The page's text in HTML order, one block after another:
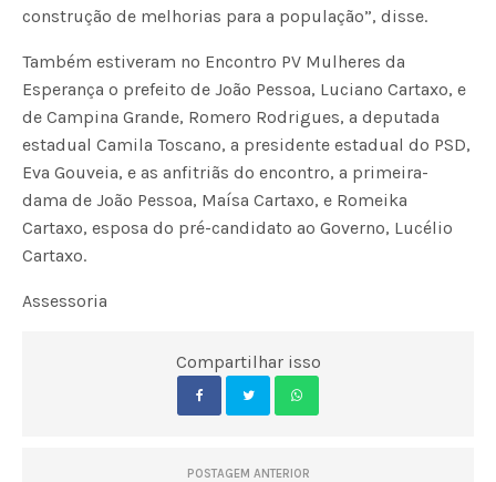
construção de melhorias para a população”, disse.
Também estiveram no Encontro PV Mulheres da
Esperança o prefeito de João Pessoa, Luciano Cartaxo, e
de Campina Grande, Romero Rodrigues, a deputada
estadual Camila Toscano, a presidente estadual do PSD,
Eva Gouveia, e as anfitriãs do encontro, a primeira-
dama de João Pessoa, Maísa Cartaxo, e Romeika
Cartaxo, esposa do pré-candidato ao Governo, Lucélio
Cartaxo.
Assessoria
Compartilhar isso
POSTAGEM ANTERIOR